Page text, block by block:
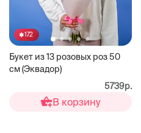
172
Букет из 13 розовых роз 50
см (Эквадор)
5739р.
В корзину